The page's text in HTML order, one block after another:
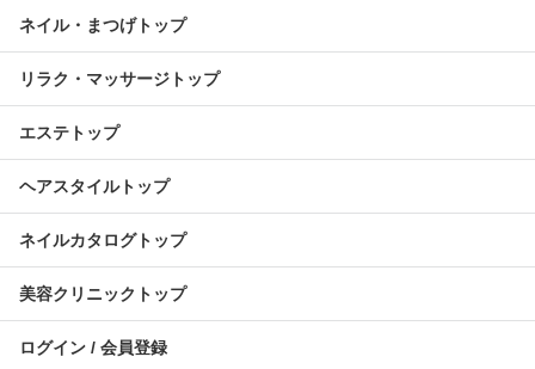
ネイル・まつげトップ
リラク・マッサージトップ
エステトップ
ヘアスタイルトップ
ネイルカタログトップ
美容クリニックトップ
ログイン / 会員登録